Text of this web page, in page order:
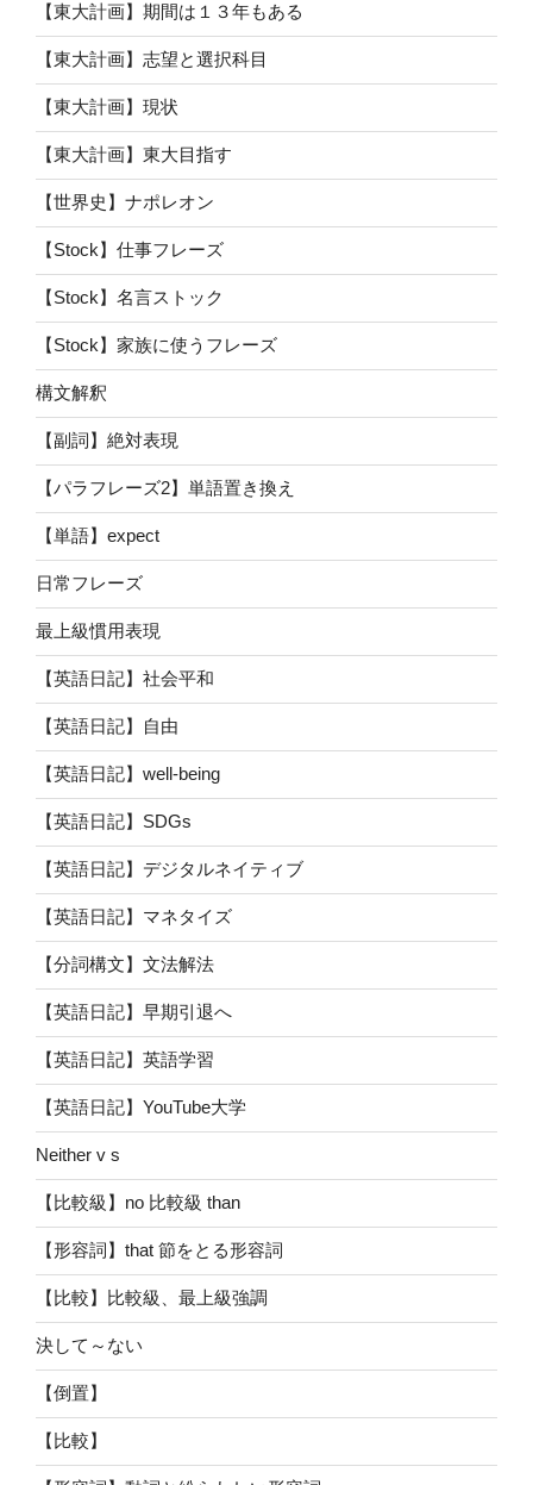
【東大計画】期間は１３年もある
【東大計画】志望と選択科目
【東大計画】現状
【東大計画】東大目指す
【世界史】ナポレオン
【Stock】仕事フレーズ
【Stock】名言ストック
【Stock】家族に使うフレーズ
構文解釈
【副詞】絶対表現
【パラフレーズ2】単語置き換え
【単語】expect
日常フレーズ
最上級慣用表現
【英語日記】社会平和
【英語日記】自由
【英語日記】well-being
【英語日記】SDGs
【英語日記】デジタルネイティブ
【英語日記】マネタイズ
【分詞構文】文法解法
【英語日記】早期引退へ
【英語日記】英語学習
【英語日記】YouTube大学
Neither v s
【比較級】no 比較級 than
【形容詞】that 節をとる形容詞
【比較】比較級、最上級強調
決して～ない
【倒置】
【比較】